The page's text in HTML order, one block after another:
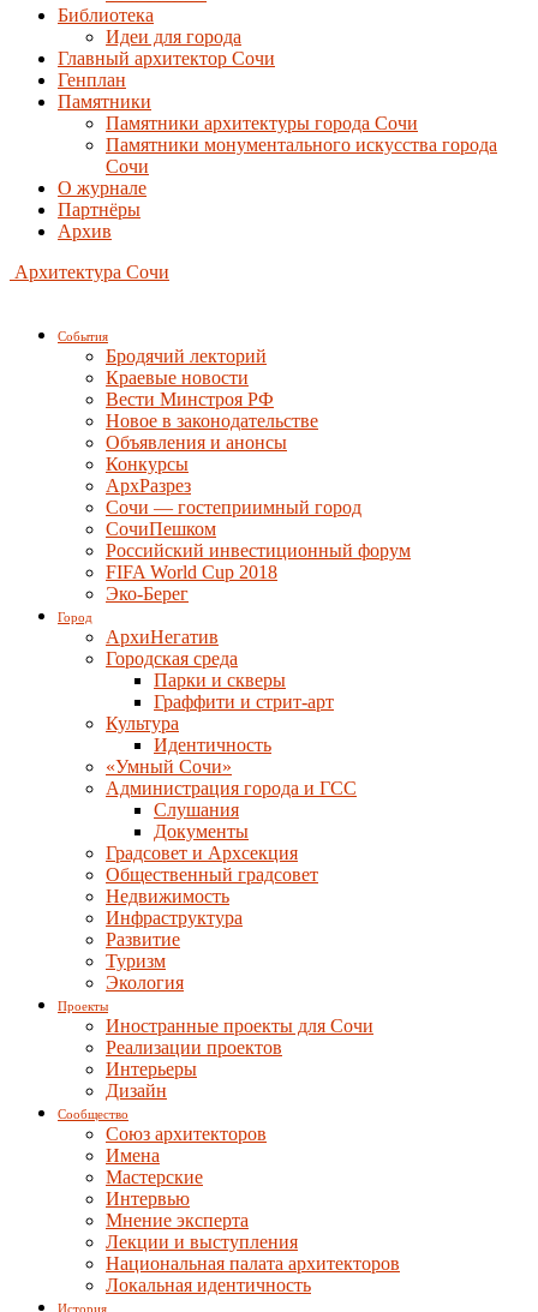
Библиотека
Идеи для города
Главный архитектор Сочи
Генплан
Памятники
Памятники архитектуры города Сочи
Памятники монументального искусства города
Сочи
О журнале
Партнёры
Архив
Архитектура Сочи
События
Бродячий лекторий
Краевые новости
Вести Минстроя РФ
Новое в законодательстве
Объявления и анонсы
Конкурсы
АрхРазрез
Сочи — гостеприимный город
СочиПешком
Российский инвестиционный форум
FIFA World Cup 2018
Эко-Берег
Город
АрхиНегатив
Городская среда
Парки и скверы
Граффити и стрит-арт
Культура
Идентичность
«Умный Сочи»
Администрация города и ГСС
Слушания
Документы
Градсовет и Архсекция
Общественный градсовет
Недвижимость
Инфраструктура
Развитие
Туризм
Экология
Проекты
Иностранные проекты для Сочи
Реализации проектов
Интерьеры
Дизайн
Сообщество
Союз архитекторов
Имена
Мастерские
Интервью
Мнение эксперта
Лекции и выступления
Национальная палата архитекторов
Локальная идентичность
История